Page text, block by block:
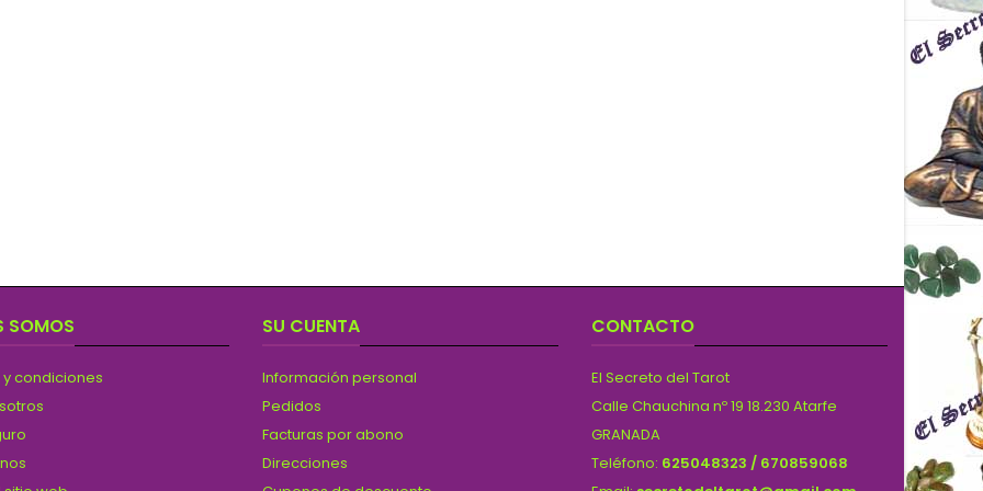
SOMOS
condiciones
SU CUENTA
Información personal
Pedidos
Facturas por abono
Direcciones
CONTACTO
El Secreto del Tarot
Calle Chauchina nº 19 18.230 Atarfe
GRANADA
Teléfono: 625048323 / 670859068